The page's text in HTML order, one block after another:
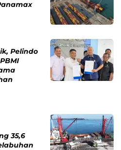
Pelindo
35,6